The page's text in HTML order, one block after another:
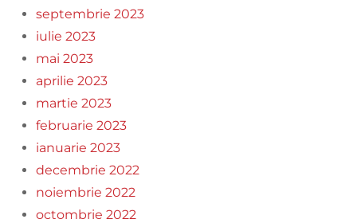
septembrie 2023
iulie 2023
mai 2023
aprilie 2023
martie 2023
februarie 2023
ianuarie 2023
decembrie 2022
noiembrie 2022
octombrie 2022